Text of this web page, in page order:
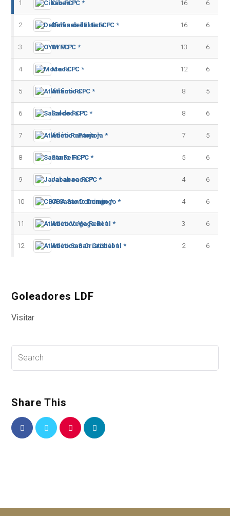
1 Cibao FC * 16 6
2 Delfines del Este FC * 16 6
3 OYM FC * 13 6
4 Moca FC * 12 6
5 Atlántico FC * 8 5
6 Salcedo FC * 8 6
7 Atlético Pantoja * 7 5
8 Santa Fe FC * 5 6
9 Jarabacoa FC * 4 6
10 CBA Santo Domingo * 4 6
11 Atlético Vega Real * 3 6
12 Atlético San Cristóbal * 2 6
Goleadores LDF
Visitar
Share This